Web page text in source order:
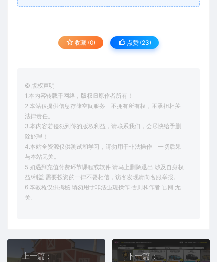
收藏 (0) 点赞 (23)
© 版权声明
1.本内容转载于网络，版权归原作者所有！
2.本站仅提供信息存储空间服务，不拥有所有权，不承担相关
法律责任。
3.本内容若侵犯到你的版权利益，请联系我们，会尽快给予删
除处理！
4.本站全资源仅供测试和学习，请勿用于非法操作，一切后果
与本站无关。
5.如遇到充值付费环节课程或软件 请马上删除退出 涉及自身权
益/利益 需要投资的一律不要相信，访客发现请向客服举报。
6.本教程仅供揭秘 请勿用于非法违规操作 否则和作者 官网 无
关。
上一篇：
下一篇：